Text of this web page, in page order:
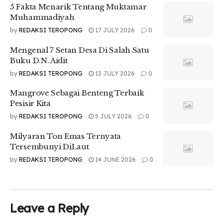
Indonesia merupakan negara yang memiliki
berbagai macam suku, ras, budaya dan
agama. Sebagai mahasiswa yang sudah
mengetahui hal ini hendaknya dapat bersikap
sopan dan santun terhadap para tetua atau
lebih mudah tanpa memandang agama,
gender, ras, suku dan golongan dalam
kehidupan bermasyarakat.
Menghormati adat serta budaya yang ada
pada masyarakat setempat.
berlaku didaerah tempat anda KKN.
5 Fakta Menarik Tentang Muktamar
Muhammadiyah
by REDAKSI TEROPONG 17 JULY 2026 0
Mengenal 7 Setan Desa Di Salah Satu
Buku D.N. Aidit
by REDAKSI TEROPONG 13 JULY 2026 0
Mangrove Sebagai Benteng Terbaik
Pesisir Kita
by REDAKSI TEROPONG 5 JULY 2026 0
Milyaran Ton Emas Ternyata
Tersembunyi DiLaut
by REDAKSI TEROPONG 14 JUNE 2026 0
Leave a Reply